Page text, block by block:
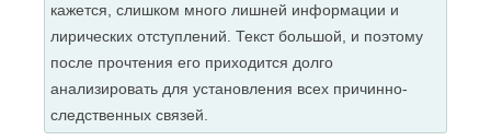
кажется, слишком много лишней информации и
лирических отступлений. Текст большой, и поэтому
после прочтения его приходится долго
анализировать для установления всех причинно-
следственных связей.